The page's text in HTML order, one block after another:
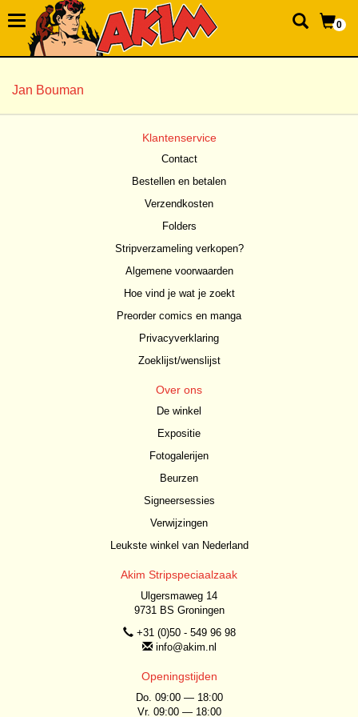
0
Jan Bouman
Klantenservice
Contact
Bestellen en betalen
Verzendkosten
Folders
Stripverzameling verkopen?
Algemene voorwaarden
Hoe vind je wat je zoekt
Preorder comics en manga
Privacyverklaring
Zoeklijst/wenslijst
Over ons
De winkel
Expositie
Fotogalerijen
Beurzen
Signeersessies
Verwijzingen
Leukste winkel van Nederland
Akim Stripspeciaalzaak
Ulgersmaweg 14
9731 BS Groningen
+31 (0)50 - 549 96 98
info@akim.nl
Openingstijden
Do. 09:00 — 18:00
Vr. 09:00 — 18:00